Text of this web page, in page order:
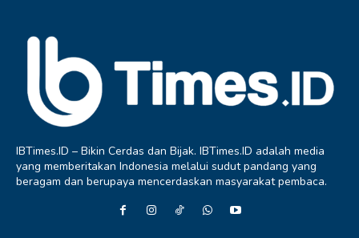
IBTimes.ID – Bikin Cerdas dan Bijak. IBTimes.ID adalah media
yang memberitakan Indonesia melalui sudut pandang yang
beragam dan berupaya mencerdaskan masyarakat pembaca.